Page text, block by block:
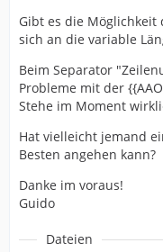
Gibt es die Möglichkeit
sich an die variable
Beim Separator
Probleme mit der
Stehe im Moment
Hat vielleicht jemand
Besten angehen kann?
Danke im voraus!
Guido
Dateien